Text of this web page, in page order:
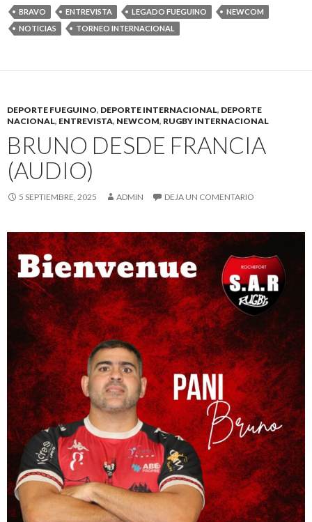
BRAVO ENTREVISTA LEGADO FUEGUINO
NEWCOM
NOTICIAS
TORNEO INTERNACIONAL
DEPORTE FUEGUINO, DEPORTE INTERNACIONAL, DEPORTE
NACIONAL, ENTREVISTA, NEWCOM, RUGBY INTERNACIONAL
BRUNO DESDE FRANCIA
(AUDIO)
5 SEPTIEMBRE, 2025 ADMIN DEJA UN COMENTARIO